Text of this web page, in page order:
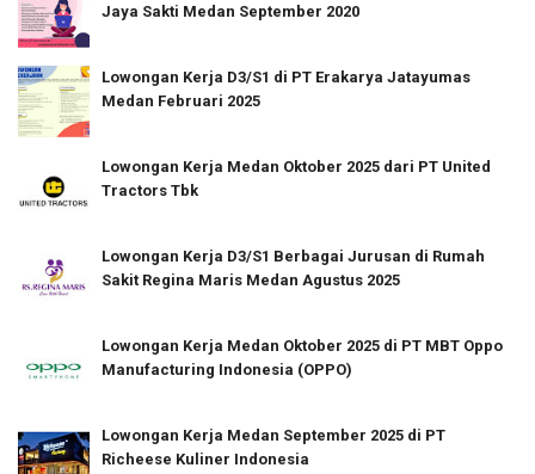
Jaya Sakti Medan September 2020
Lowongan Kerja D3/S1 di PT Erakarya Jatayumas
Medan Februari 2025
Lowongan Kerja Medan Oktober 2025 dari PT United
Tractors Tbk
Lowongan Kerja D3/S1 Berbagai Jurusan di Rumah
Sakit Regina Maris Medan Agustus 2025
Lowongan Kerja Medan Oktober 2025 di PT MBT Oppo
Manufacturing Indonesia (OPPO)
Lowongan Kerja Medan September 2025 di PT
Richeese Kuliner Indonesia